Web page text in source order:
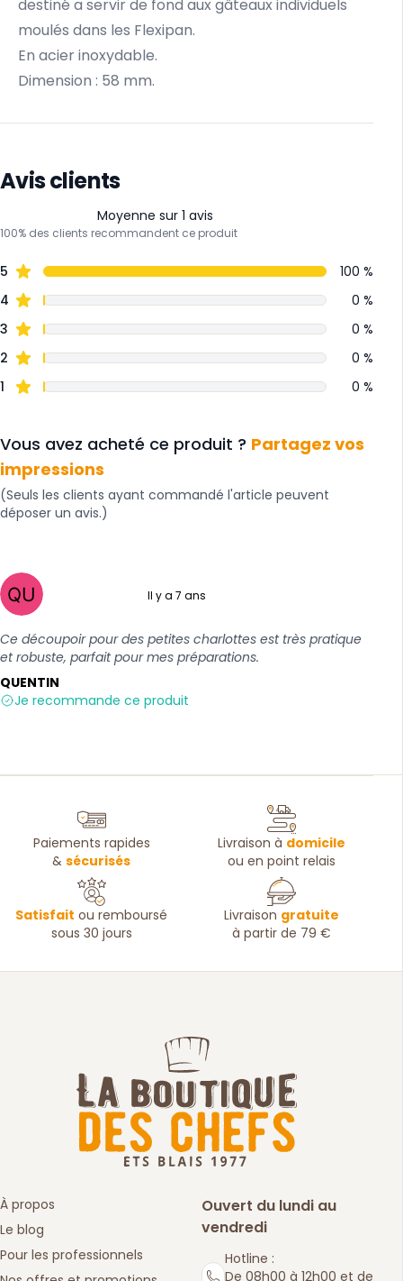
destiné a servir de fond aux gâteaux individuels
moulés dans les Flexipan.
En acier inoxydable.
Dimension : 58 mm.
Avis clients
Moyenne sur 1 avis
100% des clients recommandent ce produit
5
100 %
4
0 %
3
0 %
2
0 %
1
0 %
Vous avez acheté ce produit ? Partagez vos
impressions
(Seuls les clients ayant commandé l'article peuvent
déposer un avis.)
Il y a 7 ans
Ce découpoir pour des petites charlottes est très pratique
et robuste, parfait pour mes préparations.
QUENTIN
Je recommande ce produit
Paiements rapides
&sécurisés
Livraison à domicile
ou en point relais
Satisfait ou remboursé
sous 30 jours
Livraison gratuite
à partir de 79 €
À propos
Le blog
Pour les professionnels
Ouvert du lundi au
vendredi
Hotline :
De 08h00 à 12h00 et de